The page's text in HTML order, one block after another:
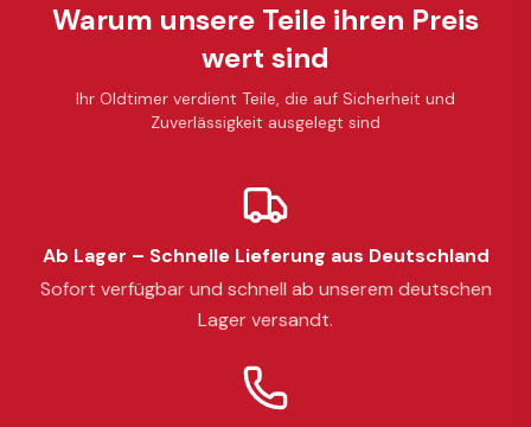
Warum unsere Teile ihren Preis
wert sind
Ihr Oldtimer verdient Teile, die auf Sicherheit und
Zuverlässigkeit ausgelegt sind
Ab Lager – Schnelle Lieferung aus Deutschland
Sofort verfügbar und schnell ab unserem deutschen
Lager versandt.